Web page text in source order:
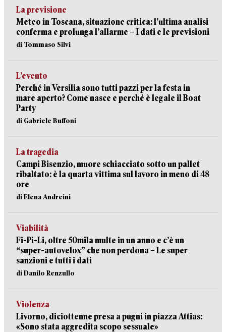
La previsione
Meteo in Toscana, situazione critica: l’ultima analisi
conferma e prolunga l’allarme – I dati e le previsioni
di Tommaso Silvi
L’evento
Perché in Versilia sono tutti pazzi per la festa in
mare aperto? Come nasce e perché è legale il Boat
Party
di Gabriele Buffoni
La tragedia
Campi Bisenzio, muore schiacciato sotto un pallet
ribaltato: è la quarta vittima sul lavoro in meno di 48
ore
di Elena Andreini
Viabilità
Fi-Pi-Li, oltre 50mila multe in un anno e c’è un
“super-autovelox” che non perdona – Le super
sanzioni e tutti i dati
di Danilo Renzullo
Violenza
Livorno, diciottenne presa a pugni in piazza Attias:
«Sono stata aggredita scopo sessuale»